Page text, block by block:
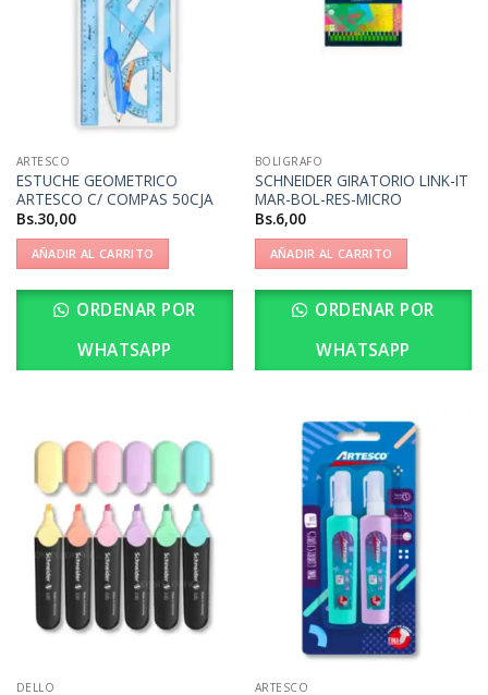
ARTESCO
ESTUCHE GEOMETRICO
ARTESCO C/ COMPAS 50CJA
Bs.30,00
AÑADIR AL CARRITO
ORDENAR POR
WHATSAPP
BOLIGRAFO
SCHNEIDER GIRATORIO LINK-IT
MAR-BOL-RES-MICRO
Bs.6,00
AÑADIR AL CARRITO
ORDENAR POR
WHATSAPP
DELLO ARTESCO